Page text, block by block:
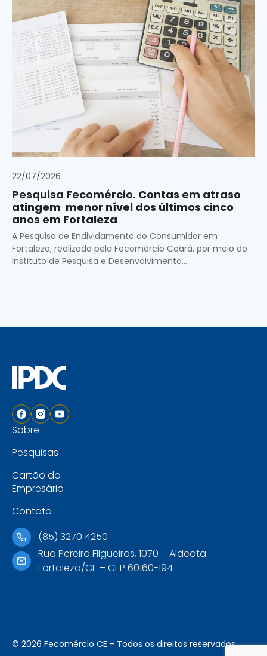
22/07/2026
Pesquisa Fecomércio. Contas em atraso
atingem menor nível dos últimos cinco
anos em Fortaleza
A Pesquisa de Endividamento do Consumidor em
Fortaleza, realizada pela Fecomércio Ceará, por meio do
Instituto de Pesquisa e Desenvolvimento...
Sobre
Pesquisas
Cartão do
Empresário
Contato
(85) 3270 4250
Rua Pereira Filgueiras, 1070 – Aldeota
Fortaleza/CE – CEP 60160-194
© 2026 Fecomércio CE - Todos os direitos reservados.